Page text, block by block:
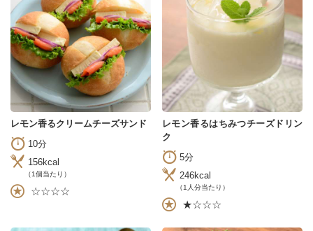
レモン香るクリームチーズサンド
10分
156kcal
（1個当たり）
☆☆☆☆
レモン香るはちみつチーズドリン
ク
5分
246kcal
（1人分当たり）
★☆☆☆